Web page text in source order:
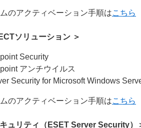
ムのアクティベーション手順はこちら
ソリューション ＞
Security
アンチウイルス
Security for Microsoft Windows
ムのアクティベーション手順はこちら
ュリティ（ESET Server Security）